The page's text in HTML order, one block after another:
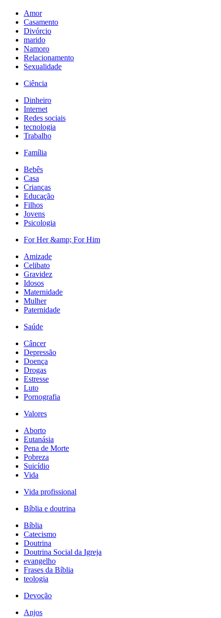
Amor
Casamento
Divórcio
marido
Namoro
Relacionamento
Sexualidade
Ciência
Dinheiro
Internet
Redes sociais
tecnologia
Trabalho
Família
Bebês
Casa
Crianças
Educação
Filhos
Jovens
Psicologia
For Her &amp; For Him
Amizade
Celibato
Gravidez
Idosos
Maternidade
Mulher
Paternidade
Saúde
Câncer
Depressão
Doença
Drogas
Estresse
Luto
Pornografia
Valores
Aborto
Eutanásia
Pena de Morte
Pobreza
Suicídio
Vida
Vida profissional
Bíblia e doutrina
Bíblia
Catecismo
Doutrina
Doutrina Social da Igreja
evangelho
Frases da Bíblia
teologia
Devoção
Anjos